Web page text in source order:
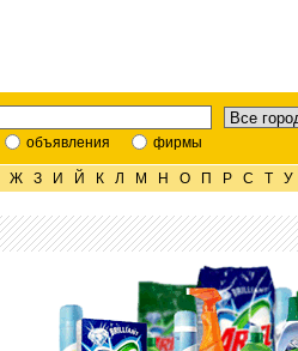
объявления фирмы
Ж З И Й К Л М Н О П Р С Т У